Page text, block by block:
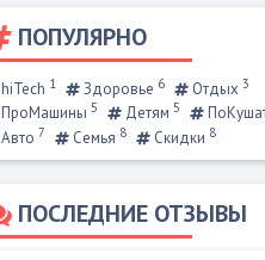
ПОПУЛЯРНО
hiTech 1 Здоровье 6 Отдых 3
ПроМашины 5 Детям 5
Авто 7 Семья 8 Скидки 8
ПОСЛЕДНИЕ ОТЗЫВЫ